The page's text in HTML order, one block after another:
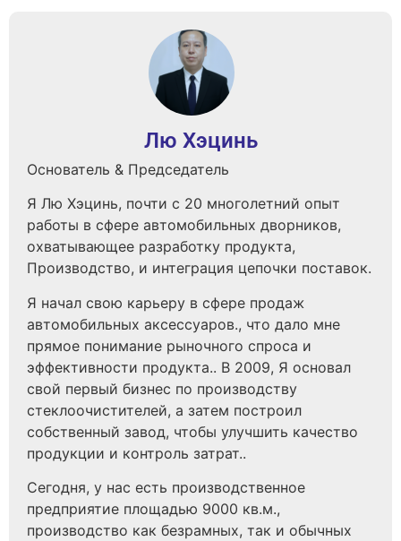
Лю Хэцинь
Основатель & Председатель
Я Лю Хэцинь, почти с 20 многолетний опыт
работы в сфере автомобильных дворников,
охватывающее разработку продукта,
Производство, и интеграция цепочки поставок.
Я начал свою карьеру в сфере продаж
автомобильных аксессуаров., что дало мне
прямое понимание рыночного спроса и
эффективности продукта.. В 2009, Я основал
свой первый бизнес по производству
стеклоочистителей, а затем построил
собственный завод, чтобы улучшить качество
продукции и контроль затрат..
Сегодня, у нас есть производственное
предприятие площадью 9000 кв.м.,
производство как безрамных, так и обычных